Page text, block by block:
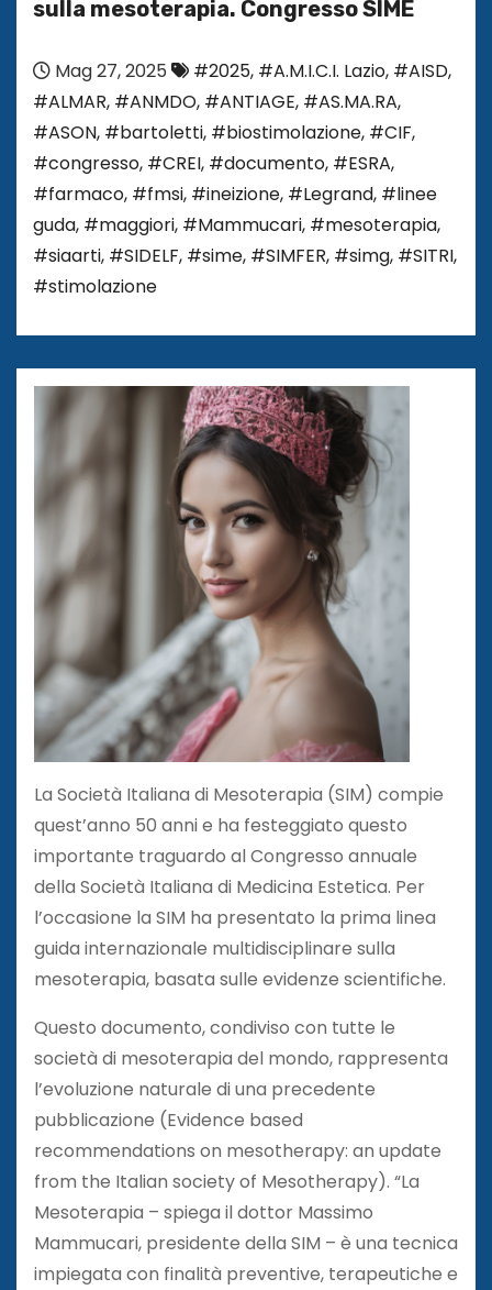
sulla mesoterapia. Congresso SIME
Mag 27, 2025 #2025, #A.M.I.C.I. Lazio, #AISD,
#ALMAR, #ANMDO, #ANTIAGE, #AS.MA.RA,
#ASON, #bartoletti, #biostimolazione, #CIF,
#congresso, #CREI, #documento, #ESRA,
#farmaco, #fmsi, #ineizione, #Legrand, #linee
guda, #maggiori, #Mammucari, #mesoterapia,
#siaarti, #SIDELF, #sime, #SIMFER, #simg, #SITRI,
#stimolazione
La Società Italiana di Mesoterapia (SIM) compie
quest’anno 50 anni e ha festeggiato questo
importante traguardo al Congresso annuale
della Società Italiana di Medicina Estetica. Per
l’occasione la SIM ha presentato la prima linea
guida internazionale multidisciplinare sulla
mesoterapia, basata sulle evidenze scientifiche.
Questo documento, condiviso con tutte le
società di mesoterapia del mondo, rappresenta
l’evoluzione naturale di una precedente
pubblicazione (Evidence based
recommendations on mesotherapy: an update
from the Italian society of Mesotherapy). “La
Mesoterapia – spiega il dottor Massimo
Mammucari, presidente della SIM – è una tecnica
impiegata con finalità preventive, terapeutiche e